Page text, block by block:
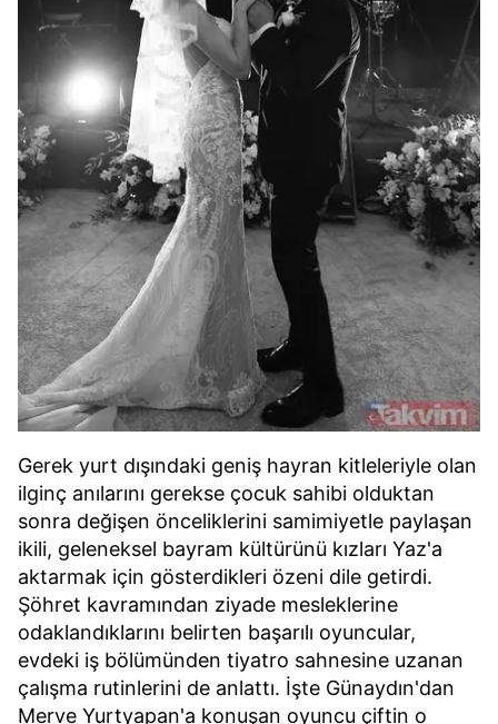
Gerek yurt dışındaki geniş hayran kitleleriyle olan
ilginç anılarını gerekse çocuk sahibi olduktan
sonra değişen önceliklerini samimiyetle paylaşan
ikili, geleneksel bayram kültürünü kızları Yaz'a
aktarmak için gösterdikleri özeni dile getirdi.
Şöhret kavramından ziyade mesleklerine
odaklandıklarını belirten başarılı oyuncular,
evdeki iş bölümünden tiyatro sahnesine uzanan
çalışma rutinlerini de anlattı. İşte Günaydın'dan
Merve Yurtyapan'a konuşan oyuncu çiftin o